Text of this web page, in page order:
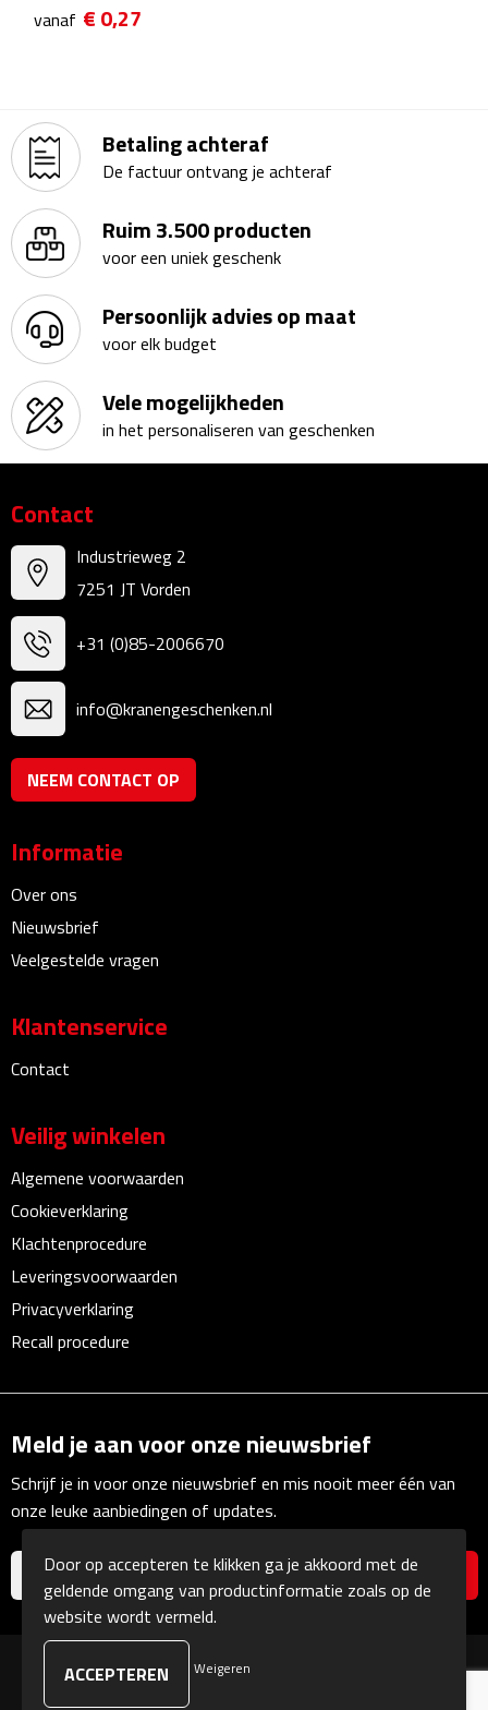
Agenda's & Kalenders
Agenda's
Kalenders
Beurs & Evenementen
Banners
Barmatten
Stickers
Visitekaartjes
Vlaggen
Bureau Toebehoren
Bureauklokken
Bureau onderleggers
Bureau organizers
Bureausets
Bureau ventilatoren
Boekenleggers
Briefopeners
Gummen
Linialen
Magneten
Muismatten
Pennen etui's
Pennenhouders
Puntenslijpers
Rekenmachines
Document- & Schrijfmappen
Documentmappen
vanaf € 0,27
Betaling achteraf
De factuur ontvang je achteraf
Ruim 3.500 producten
voor een uniek geschenk
Persoonlijk advies op maat
voor elk budget
Vele mogelijkheden
in het personaliseren van geschenken
Contact
Industrieweg 2
7251 JT Vorden
+31 (0)85-2006670
info@kranengeschenken.nl
NEEM CONTACT OP
Informatie
Over ons
Nieuwsbrief
Veelgestelde vragen
Klantenservice
Contact
Veilig winkelen
Algemene voorwaarden
Cookieverklaring
Klachtenprocedure
Leveringsvoorwaarden
Privacyverklaring
Recall procedure
Meld je aan voor onze nieuwsbrief
Schrijf je in voor onze nieuwsbrief en mis nooit meer één van
onze leuke aanbiedingen of updates.
© Copyright Kranengeschenken 2026
Door op accepteren te klikken ga je akkoord met de
geldende omgang van productinformatie zoals op de
website wordt vermeld.
Weigeren